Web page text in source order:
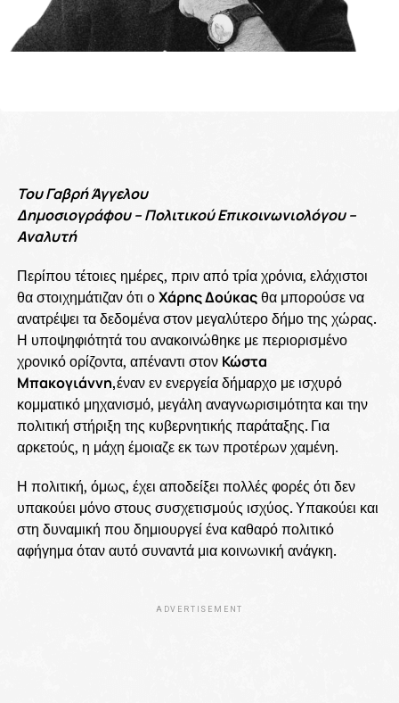
Του Γαβρή Άγγελου
Δημοσιογράφου – Πολιτικού Επικοινωνιολόγου –
Αναλυτή
Περίπου τέτοιες ημέρες, πριν από τρία χρόνια, ελάχιστοι
θα στοιχημάτιζαν ότι οΧάρης Δούκαςθα μπορούσε να
ανατρέψει τα δεδομένα στον μεγαλύτερο δήμο της χώρας.
Η υποψηφιότητά του ανακοινώθηκε με περιορισμένο
χρονικό ορίζοντα, απέναντι στον Κώστα
Μπακογιάννη,έναν εν ενεργεία δήμαρχο με ισχυρό
κομματικό μηχανισμό, μεγάλη αναγνωρισιμότητα και την
πολιτική στήριξη της κυβερνητικής παράταξης. Για
αρκετούς, η μάχη έμοιαζε εκ των προτέρων χαμένη.
Η πολιτική, όμως, έχει αποδείξει πολλές φορές ότι δεν
υπακούει μόνο στους συσχετισμούς ισχύος. Υπακούει και
στη δυναμική που δημιουργεί ένα καθαρό πολιτικό
αφήγημα όταν αυτό συναντά μια κοινωνική ανάγκη.
ADVERTISEMENT